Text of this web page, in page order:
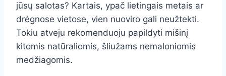
jūsų salotas? Kartais, ypač lietingais metais ar
drėgnose vietose, vien nuoviro gali neužtekti.
Tokiu atveju rekomenduoju papildyti mišinį
kitomis natūraliomis, šliužams nemaloniomis
medžiagomis.